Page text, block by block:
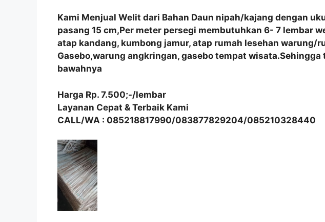
Kami Menjual Welit dari Bahan Daun nipah/kajang dengan
pasang 15 cm,Per meter persegi membutuhkan 6- 7 lembar
atap kandang, kumbong jamur, atap rumah lesehan warung/
Gasebo,warung angkringan, gasebo tempat
bawahnya
Harga Rp. 7.500;-/lembar
Layanan Cepat & Terbaik Kami
CALL/WA : 085218817990/083877829204/085210328440